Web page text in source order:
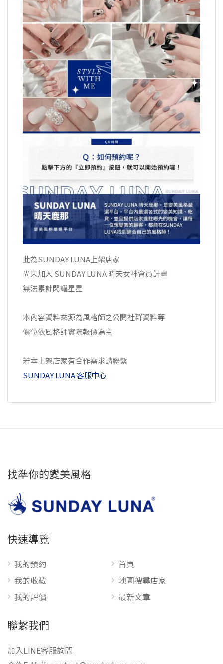
此為SUNDAY LUNA上架店家
尚未加入 SUNDAY LUNA 晴天女神會員計畫
無法累計閃耀星星
本內容資料來源為風格師之公開社群資料等
價位依風格師實際報價為主
若本上架店家有合作需求請聯繫
SUNDAY LUNA 客服中心
找準你的變美風格
快速導覽
我的預約
我的收藏
我的評價
首頁
地圖搜尋店家
最新文章
聯繫我們
加入LINE客服詢問